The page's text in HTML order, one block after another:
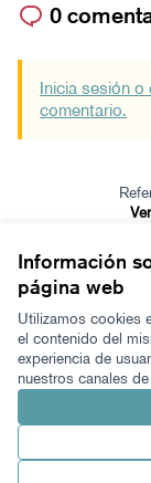
Información
página web
Utilizamos cookies
el contenido del
experiencia de
nuestros canales
0
Inicia sesión o
comentario.
Términos y
Configuración de
Zeugaz en X
(Enlace externo)
Zeugaz en
(Enlace
Zeugaz
(Enlace
Castellano
Aukeratu hizkuntza